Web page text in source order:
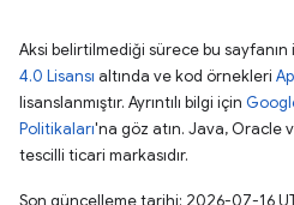
Aksi belirtilmediği sürece bu sayfanın
4.0 Lisansı altında ve kod örnekleri
lisanslanmıştır. Ayrıntılı bilgi için
Politikaları'na göz atın. Java, Oracle
tescilli ticari markasıdır.
Son güncelleme tarihi: 2026-07-16